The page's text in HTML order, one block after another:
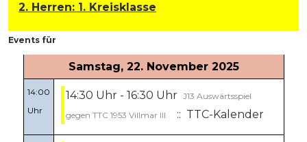
2. Herren: 1. Kreisklasse
Events für
Samstag, 22. November 2025
14:00
Uhr
14:30 Uhr - 16:30 Uhr J13 Auswärtsspiel
gegen TTC 1953 Villmar III
:: TTC-Kalender